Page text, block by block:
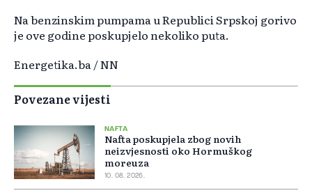
Na benzinskim pumpama u Republici Srpskoj gorivo
je ove godine poskupjelo nekoliko puta.
Energetika.ba / NN
Povezane vijesti
NAFTA
Nafta poskupjela zbog novih
neizvjesnosti oko Hormuškog
moreuza
10. 08. 2026.